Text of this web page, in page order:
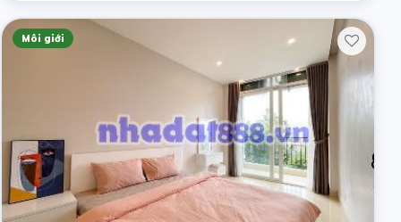
Môi giới